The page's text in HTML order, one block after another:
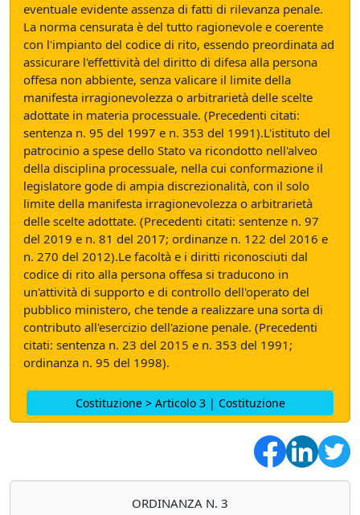
eventuale evidente assenza di fatti di rilevanza penale.
La norma censurata è del tutto ragionevole e coerente
con l'impianto del codice di rito, essendo preordinata ad
assicurare l'effettività del diritto di difesa alla persona
offesa non abbiente, senza valicare il limite della
manifesta irragionevolezza o arbitrarietà delle scelte
adottate in materia processuale. (Precedenti citati:
sentenza n. 95 del 1997 e n. 353 del 1991).L'istituto del
patrocinio a spese dello Stato va ricondotto nell'alveo
della disciplina processuale, nella cui conformazione il
legislatore gode di ampia discrezionalità, con il solo
limite della manifesta irragionevolezza o arbitrarietà
delle scelte adottate. (Precedenti citati: sentenze n. 97
del 2019 e n. 81 del 2017; ordinanze n. 122 del 2016 e
n. 270 del 2012).Le facoltà e i diritti riconosciuti dal
codice di rito alla persona offesa si traducono in
un'attività di supporto e di controllo dell'operato del
pubblico ministero, che tende a realizzare una sorta di
contributo all'esercizio dell'azione penale. (Precedenti
citati: sentenza n. 23 del 2015 e n. 353 del 1991;
ordinanza n. 95 del 1998).
Costituzione > Articolo 3 | Costituzione
ORDINANZA N. 3